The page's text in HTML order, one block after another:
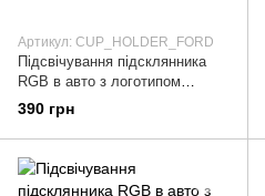
Артикул: CUP_HOLDER_FORD
Підсвічування підсклянника
RGB в авто з логотипом
автомобіля FORD (к-кт 2 шт.)
390 грн